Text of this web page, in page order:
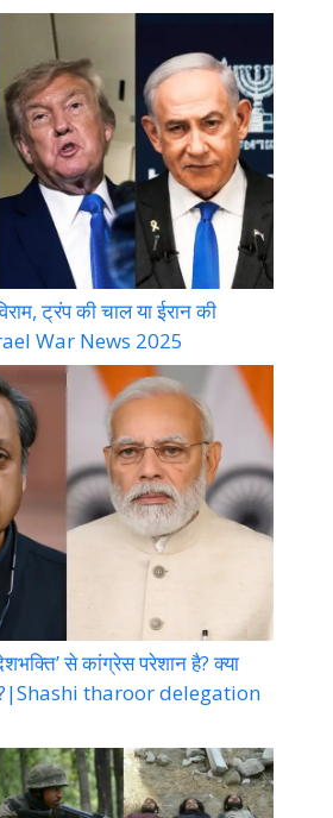
ट्रंप की चाल या ईरान की
War News 2025
से कांग्रेस परेशान है? क्या
tharoor delegation